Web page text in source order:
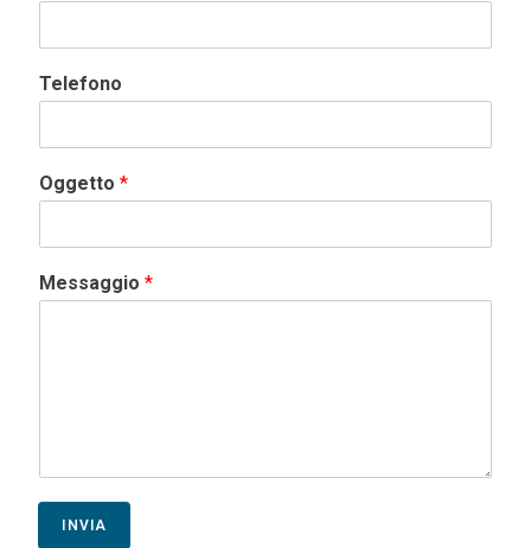
Telefono
Oggetto*
Messaggio*
INVIA